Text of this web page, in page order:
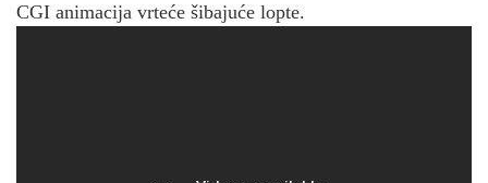
CGI animacija vrteće šibajuće lopte.